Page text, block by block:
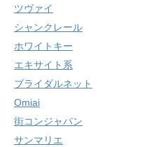
ツヴァイ
シャンクレール
ホワイトキー
エキサイト系
ブライダルネット
Omiai
街コンジャパン
サンマリエ